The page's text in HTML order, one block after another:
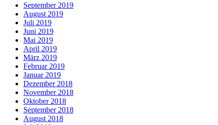
September 2019
August 2019
Juli 2019
Juni 2019
Mai 2019
April 2019
März 2019
Februar 2019
Januar 2019
Dezember 2018
November 2018
Oktober 2018
September 2018
August 2018